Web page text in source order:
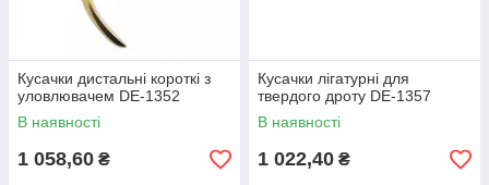
Кусачки дистальні короткі з
уловлювачем DE-1352
В наявності
1 058,60 ₴
Кусачки лігатурні для
твердого дроту DE-1357
В наявності
1 022,40 ₴